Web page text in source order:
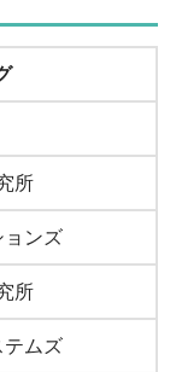
所
ョンズ
所
テムズ